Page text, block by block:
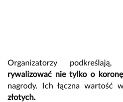
Organizatorzy
rywalizować nie tylko o
nagrody. Ich łączna wartość
złotych.